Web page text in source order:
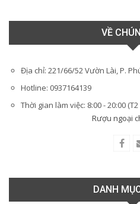
VỀ
Địa chỉ: 221/66/52 Vườn Lài, P.
Hotline: 0937164139
Thời gian làm việc: 8:00 - 20:00 (T2
Rượu ngoại
DANH